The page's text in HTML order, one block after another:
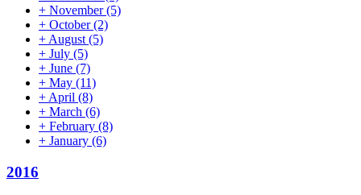
+ November(5)
+ October(2)
+August(5)
+ July (5)
+ June (7)
+ May (11)
+April (8)
+ March (6)
+ February (8)
+ January (6)
2016